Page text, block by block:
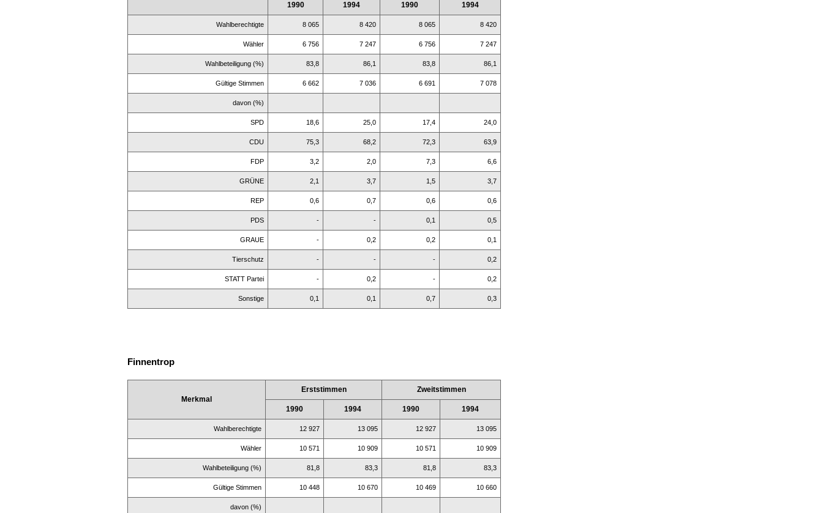
1990 1994 1990 1994
Wahlberechtigte 8 065 8 420 8 065 8 420
Wähler 6 756 7 247 6 756 7 247
Wahlbeteiligung (%) 83,8 86,1 83,8 86,1
Gültige Stimmen 6 662 7 036 6 691 7 078
davon (%)
SPD 18,6 25,0 17,4 24,0
CDU 75,3 68,2 72,3 63,9
FDP 3,2 2,0 7,3 6,6
GRÜNE 2,1 3,7 1,5 3,7
REP 0,6 0,7 0,6 0,6
PDS - - 0,1 0,5
GRAUE - 0,2 0,2 0,1
Tierschutz - - - 0,2
STATT Partei - 0,2 - 0,2
Sonstige 0,1 0,1 0,7 0,3
Finnentrop
Merkmal
Erststimmen Zweitstimmen
1990 1994 1990 1994
Wahlberechtigte 12 927 13 095 12 927 13 095
Wähler 10 571 10 909 10 571 10 909
Wahlbeteiligung (%) 81,8 83,3 81,8 83,3
Gültige Stimmen 10 448 10 670 10 469 10 660
davon (%)